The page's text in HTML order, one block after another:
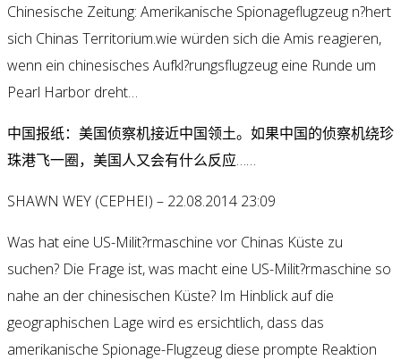
Chinesische Zeitung: Amerikanische Spionageflugzeug n?hert
sich Chinas Territorium.wie würden sich die Amis reagieren,
wenn ein chinesisches Aufkl?rungsflugzeug eine Runde um
Pearl Harbor dreht…
中国报纸：美国侦察机接近中国领土。如果中国的侦察机绕珍
珠港飞一圈，美国人又会有什么反应……
SHAWN WEY (CEPHEI) – 22.08.2014 23:09
Was hat eine US-Milit?rmaschine vor Chinas Küste zu
suchen? Die Frage ist, was macht eine US-Milit?rmaschine so
nahe an der chinesischen Küste? Im Hinblick auf die
geographischen Lage wird es ersichtlich, dass das
amerikanische Spionage-Flugzeug diese prompte Reaktion